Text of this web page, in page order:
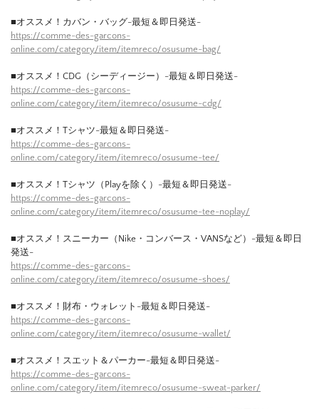
■オススメ！カバン・バッグ-最短＆即日発送-
https://comme-des-garcons-
online.com/category/item/itemreco/osusume-bag/
■オススメ！CDG（シーディージー）-最短＆即日発送-
https://comme-des-garcons-
online.com/category/item/itemreco/osusume-cdg/
■オススメ！Tシャツ-最短＆即日発送-
https://comme-des-garcons-
online.com/category/item/itemreco/osusume-tee/
■オススメ！Tシャツ（Playを除く）-最短＆即日発送-
https://comme-des-garcons-
online.com/category/item/itemreco/osusume-tee-noplay/
■オススメ！スニーカー（Nike・コンバース・VANSなど）-最短＆即日
発送-
https://comme-des-garcons-
online.com/category/item/itemreco/osusume-shoes/
■オススメ！財布・ウォレット-最短＆即日発送-
https://comme-des-garcons-
online.com/category/item/itemreco/osusume-wallet/
■オススメ！スエット＆パーカー-最短＆即日発送-
https://comme-des-garcons-
online.com/category/item/itemreco/osusume-sweat-parker/